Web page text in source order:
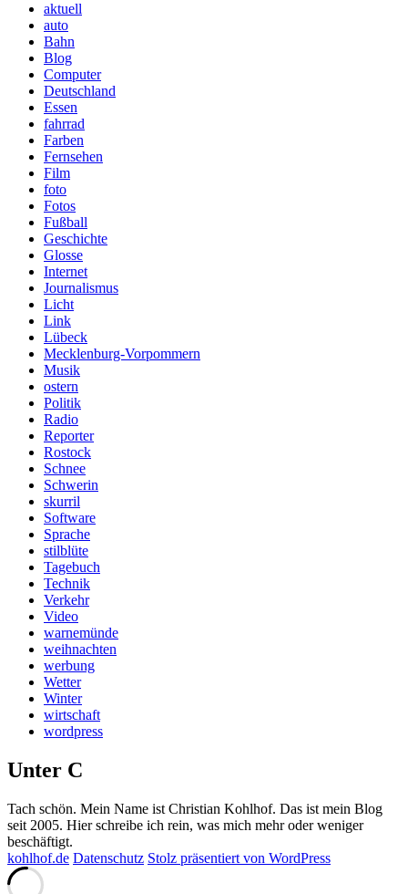
aktuell
auto
Bahn
Blog
Computer
Deutschland
Essen
fahrrad
Farben
Fernsehen
Film
foto
Fotos
Fußball
Geschichte
Glosse
Internet
Journalismus
Licht
Link
Lübeck
Mecklenburg-Vorpommern
Musik
ostern
Politik
Radio
Reporter
Rostock
Schnee
Schwerin
skurril
Software
Sprache
stilblüte
Tagebuch
Technik
Verkehr
Video
warnemünde
weihnachten
werbung
Wetter
Winter
wirtschaft
wordpress
Unter C
Tach schön. Mein Name ist Christian Kohlhof. Das ist mein Blog
seit 2005. Hier schreibe ich rein, was mich mehr oder weniger
beschäftigt.
kohlhof.de Datenschutz Stolz präsentiert von WordPress